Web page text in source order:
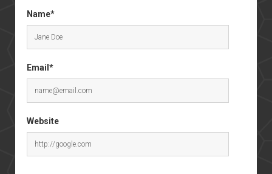
Name*
Email*
Website